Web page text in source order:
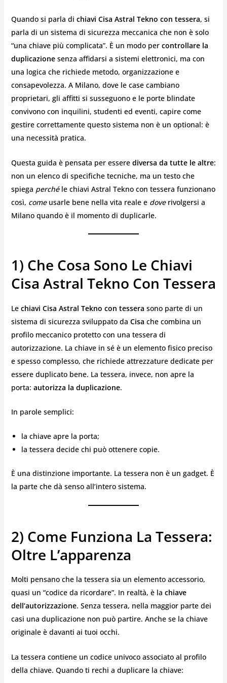
Quando si parla di chiavi Cisa Astral Tekno con tessera, si
parla di un sistema di sicurezza meccanica che non è solo
“una chiave più complicata”. È un modo per controllare la
duplicazionesenza affidarsi a sistemi elettronici, ma con
una logica che richiede metodo, organizzazione e
consapevolezza. A Milano, dove le case cambiano
proprietari, gli affitti si susseguono e le porte blindate
convivono con inquilini, studenti ed eventi, capire come
gestire correttamente questo sistema non è un optional: è
una necessità pratica.
Questa guida è pensata per essere diversa da tutte le altre:
non un elenco di specifiche tecniche, ma un testo che
spiega perchéle chiavi Astral Tekno con tessera funzionano
così, comeusarle bene nella vita reale e doverivolgersi a
Milano quando è il momento di duplicarle.
1) Che Cosa Sono Le Chiavi
Cisa Astral Tekno Con Tessera
Le chiavi Cisa Astral Tekno con tessera sono parte di un
sistema di sicurezza sviluppato da Cisa che combina un
profilo meccanico protetto con una tessera di
autorizzazione. La chiave in sé è un elemento fisico preciso
e spesso complesso, che richiede attrezzature dedicate per
essere duplicato bene. La tessera, invece, non apre la
porta: autorizza la duplicazione.
In parole semplici:
la chiave apre la porta;
la tessera decide chi può ottenere copie.
È una distinzione importante. La tessera non è un gadget. È
la parte che dà senso all’intero sistema.
2) Come Funziona La Tessera:
Oltre L’apparenza
Molti pensano che la tessera sia un elemento accessorio,
quasi un “codice da ricordare”. In realtà, è la chiave
dell’autorizzazione. Senza tessera, nella maggior parte dei
casi una duplicazione non può partire. Anche se la chiave
originale è davanti ai tuoi occhi.
La tessera contiene un codice univoco associato al profilo
della chiave. Quando ti rechi a duplicare la chiave: